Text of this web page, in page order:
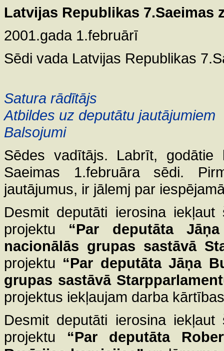
Latvijas Republikas 7.Saeimas
2001.gada 1.februārī
Sēdi vada Latvijas Republikas
Satura rādītājs
Atbildes uz deputātu jautājumiem
Balsojumi
Sēdes vadītājs. Labrīt, godātie
Saeimas 1.februāra sēdi.
jautājumus, ir jālemj par
Desmit deputāti ierosina
projektu “Par deputāta
nacionālās grupas sastāvā
projektu “Par deputāta Jāņa
grupas sastāvā
projektus iekļaujam darba
Desmit deputāti ierosina
projektu “Par deputāta